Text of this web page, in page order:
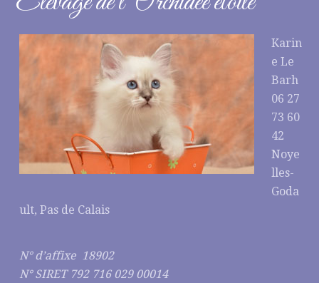
Karin
e Le
Barh
06 27
73 60
42
Noye
lles-
Goda
ult, Pas de Calais
N° d’affixe 18902
N° SIRET 792 716 029 00014